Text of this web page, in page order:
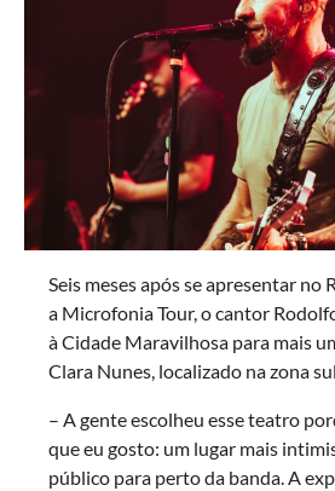
Seis meses após se apresentar no
a Microfonia Tour, o cantor
à Cidade Maravilhosa para mais
Clara Nunes, localizado na zona
– A gente escolheu esse teatro
que eu gosto: um lugar mais
público para perto da banda. A